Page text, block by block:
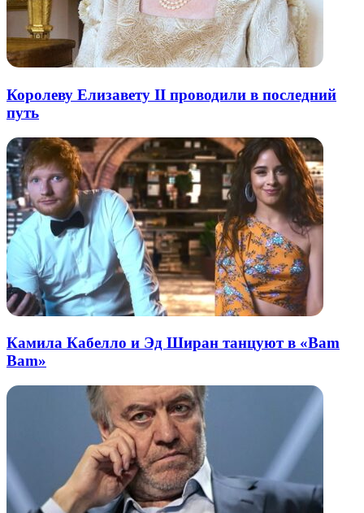
Королеву Елизавету II проводили в последний
путь
Камила Кабелло и Эд Ширан танцуют в «Bam
Bam»